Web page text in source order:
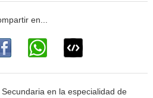
en la especialidad de